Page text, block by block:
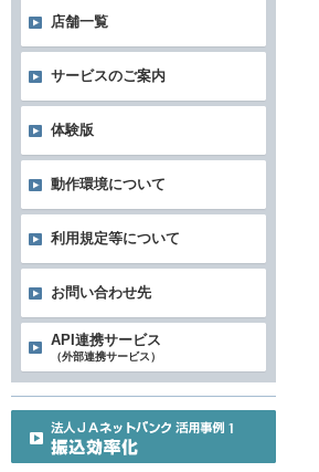
店舗一覧
サービスのご案内
体験版
動作環境について
利用規定等について
お問い合わせ先
API連携サービス
（外部連携サービス）